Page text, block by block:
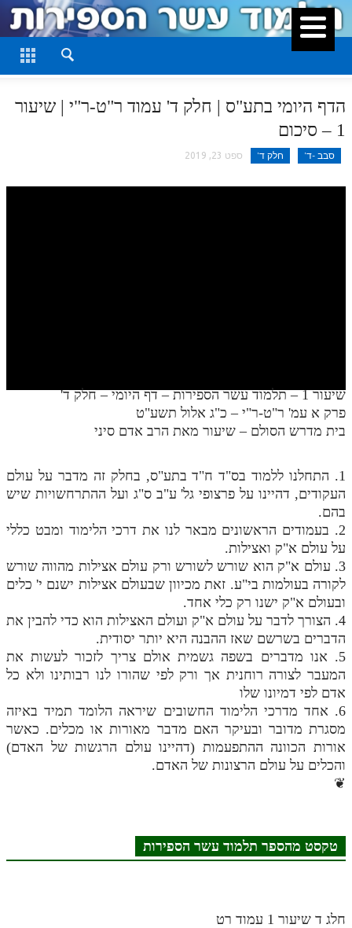
סגור
חלק ב
חלק ג
חלק יב
חלק יד
חלק טו
חלק ט"ז
בית שער הכוונות
שידור חי
הזמן סט תע"ס
הזמן סט תלמוד עשר הספירות
ספרים להורדה
מנוע חיפוש בספרים
תלמוד עשר הספירות בעיון
תלמוד עשר הספירות חלק א
תע"ס חלק ג' עיון
הדף היומי בתע"ס | חלק ד' עמוד ר"ט-ר"י | שיעור
1 – סיכום
סבב -ד' חלק ד' ספט 23, 2019
שיעור 1 – תלמוד עשר הספירות – דף היומי – חלק ד'
פרק א עמ' ר"ט-ר"י – כ"ג אלול תשע"ט
בית מדרש הסולם – שיעור מאת הרב אדם סיני
1. התחלנו ללמוד בס"ד ח"ד בתע"ס, בחלק זה מדבר על עולם
העקודים, דהיינו על פרצופי גל' ע"ב ס"ג ועל ההתרחשויות שיש
בהם.
2. בעמודים הראשונים מבאר לנו את דרכי הלימוד ומבט כללי
על עולם א"ק ואצילות.
3. עולם א"ק הוא שורש לשורש ורק עולם אצילות מהווה שורש
לקורה בעולמות בי"ע. זאת מכיוון שבעולם אצילות ישנם י' כלים
ובעולם א"ק ישנו רק כלי אחד.
4. הצורך לדבר על עולם א"ק ועולם האצילות הוא כדי להבין את
הדברים בשרשם שאז ההבנה היא יותר יסודית.
5. אנו מדברים בשפה גשמית אולם צריך לזכור לעשות את
המעבר לצורה רוחנית אך ורק לפי שהורו לנו רבותינו ולא כל
אדם לפי דמיונו שלו
6. אחד מדרכי הלימוד החשובים שיראה הלומד תמיד באיזה
מסגרת מדובר ובעיקר האם מדבר מאורות או מכלים. כאשר
אורות הכוונה ההתפעמות (דהיינו עולם הרגשות של האדם)
והכלים על עולם הרצונות של האדם.
❦
טקסט מהספר תלמוד עשר הספירות
חלג ד שיעור 1 עמוד רט